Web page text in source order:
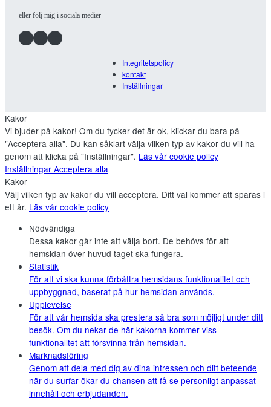
eller följ mig i sociala medier
Facebook InstagramLinkedIn
Integritetspolicy
kontakt
Inställningar
Kakor
Vi bjuder på kakor! Om du tycker det är ok, klickar du bara på
"Acceptera alla". Du kan såklart välja vilken typ av kakor du vill ha
genom att klicka på "Inställningar". Läs vår cookie policy
Inställningar Acceptera alla
Kakor
Välj vilken typ av kakor du vill acceptera. Ditt val kommer att sparas i
ett år. Läs vår cookie policy
Nödvändiga
Dessa kakor går inte att välja bort. De behövs för att
hemsidan över huvud taget ska fungera.
Statistik
För att vi ska kunna förbättra hemsidans funktionalitet och
uppbyggnad, baserat på hur hemsidan används.
Upplevelse
För att vår hemsida ska prestera så bra som möjligt under ditt
besök. Om du nekar de här kakorna kommer viss
funktionalitet att försvinna från hemsidan.
Marknadsföring
Genom att dela med dig av dina intressen och ditt beteende
när du surfar ökar du chansen att få se personligt anpassat
innehåll och erbjudanden.